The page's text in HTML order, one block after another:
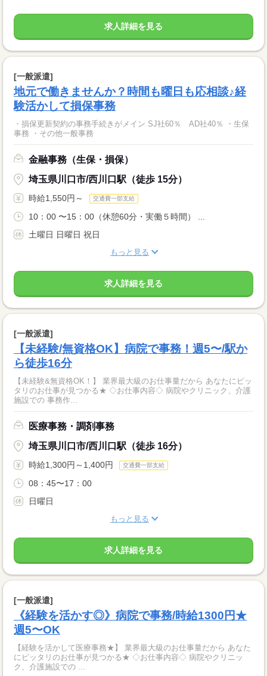
求人詳細を見る
[一般派遣]
地元で働きませんか？時間も曜日も応相談♪経
験活かして損保事務
・損保更新契約の事務手続きがメイン SJ社60％ AD社40％ ・生保
事務 ・その他一般事務
金融事務（生保・損保）
埼玉県川口市/西川口駅（徒歩 15分）
時給1,550円～ 交通費一部支給
10：00 〜15：00（休憩60分・実働５時間） ...
土曜日 日曜日 祝日
もっと見る
求人詳細を見る
[一般派遣]
【未経験/無資格OK】病院で事務！週5〜/駅か
ら徒歩16分
【未経験&無資格OK！】 業界最大級のお仕事量だから あなたにピッ
タリのお仕事が見つかる★ ◇お仕事内容◇ 病院やクリニック、介護
施設での 事務作...
医療事務・調剤事務
埼玉県川口市/西川口駅（徒歩 16分）
時給1,300円～1,400円 交通費一部支給
08：45〜17：00
日曜日
もっと見る
求人詳細を見る
[一般派遣]
《経験を活かす◎》病院で事務/時給1300円★
週5〜OK
【経験を活かして医療事務★】 業界最大級のお仕事量だから あなた
にピッタリのお仕事が見つかる★ ◇お仕事内容◇ 病院やクリニッ
ク、介護施設での ...